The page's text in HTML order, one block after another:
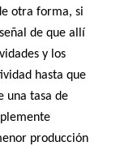
otra forma, si
de que allí
y los
hasta que
una tasa de
producción